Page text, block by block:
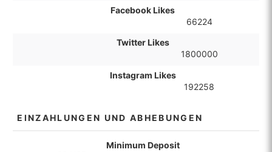
Facebook Likes
66224
Twitter Likes
1800000
Instagram Likes
192258
EINZAHLUNGEN UND ABHEBUNGEN
Minimum Deposit